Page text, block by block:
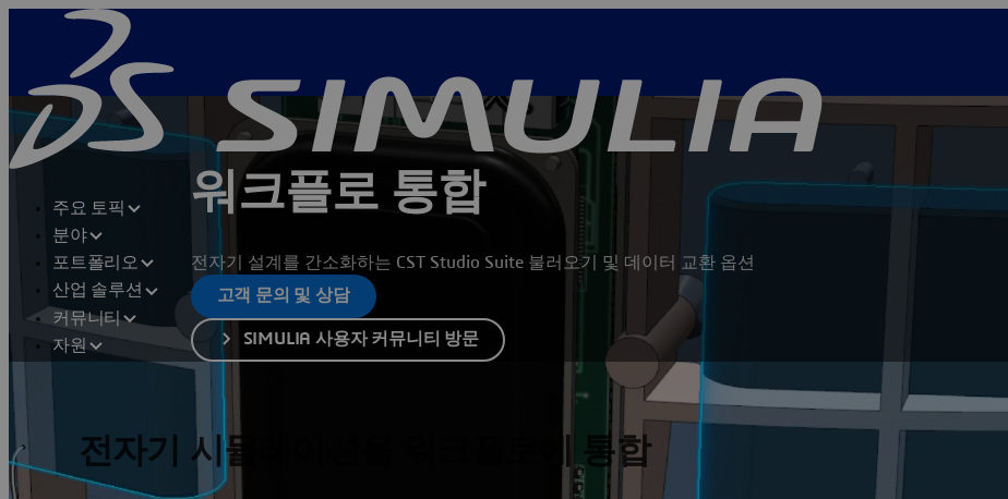
주요 토픽
분야
포트폴리오
산업 솔루션
커뮤니티
자원
워크플로 통합
전자기 설계를 간소화하는 CST Studio Suite 불러오기 및 데이터 교환 옵션
고객 문의 및 상담
SIMULIA 사용자 커뮤니티 방문
전자기 시뮬레이션을 워크플로에 통합